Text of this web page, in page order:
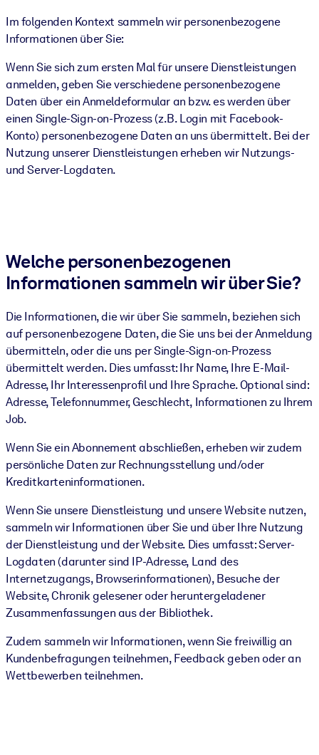
vertrauenswürdigem, praxisnahem Business-Wissen.
Nutzen Sie verlässliches, strukturiertes Wissen, um die Ergebnisse
Ihrer KI-Systeme zu optimieren.
Im folgenden Kontext sammeln wir personenbezogene
Informationen über Sie:
Wenn Sie sich zum ersten Mal für unsere Dienstleistungen
anmelden, geben Sie verschiedene personenbezogene
Daten über ein Anmeldeformular an bzw. es werden über
einen Single-Sign-on-Prozess (z.B. Login mit Facebook-
Konto) personenbezogene Daten an uns übermittelt. Bei der
Nutzung unserer Dienstleistungen erheben wir Nutzungs-
und Server-Logdaten.
Welche personenbezogenen
Informationen sammeln wir über Sie?
Die Informationen, die wir über Sie sammeln, beziehen sich
auf personenbezogene Daten, die Sie uns bei der Anmeldung
übermitteln, oder die uns per Single-Sign-on-Prozess
übermittelt werden. Dies umfasst: Ihr Name, Ihre E-Mail-
Adresse, Ihr Interessenprofil und Ihre Sprache. Optional sind:
Adresse, Telefonnummer, Geschlecht, Informationen zu Ihrem
Job.
Wenn Sie ein Abonnement abschließen, erheben wir zudem
persönliche Daten zur Rechnungsstellung und/oder
Kreditkarteninformationen.
Wenn Sie unsere Dienstleistung und unsere Website nutzen,
sammeln wir Informationen über Sie und über Ihre Nutzung
der Dienstleistung und der Website. Dies umfasst: Server-
Logdaten (darunter sind IP-Adresse, Land des
Internetzugangs, Browserinformationen), Besuche der
Website, Chronik gelesener oder heruntergeladener
Zusammenfassungen aus der Bibliothek.
Zudem sammeln wir Informationen, wenn Sie freiwillig an
Kundenbefragungen teilnehmen, Feedback geben oder an
Wettbewerben teilnehmen.